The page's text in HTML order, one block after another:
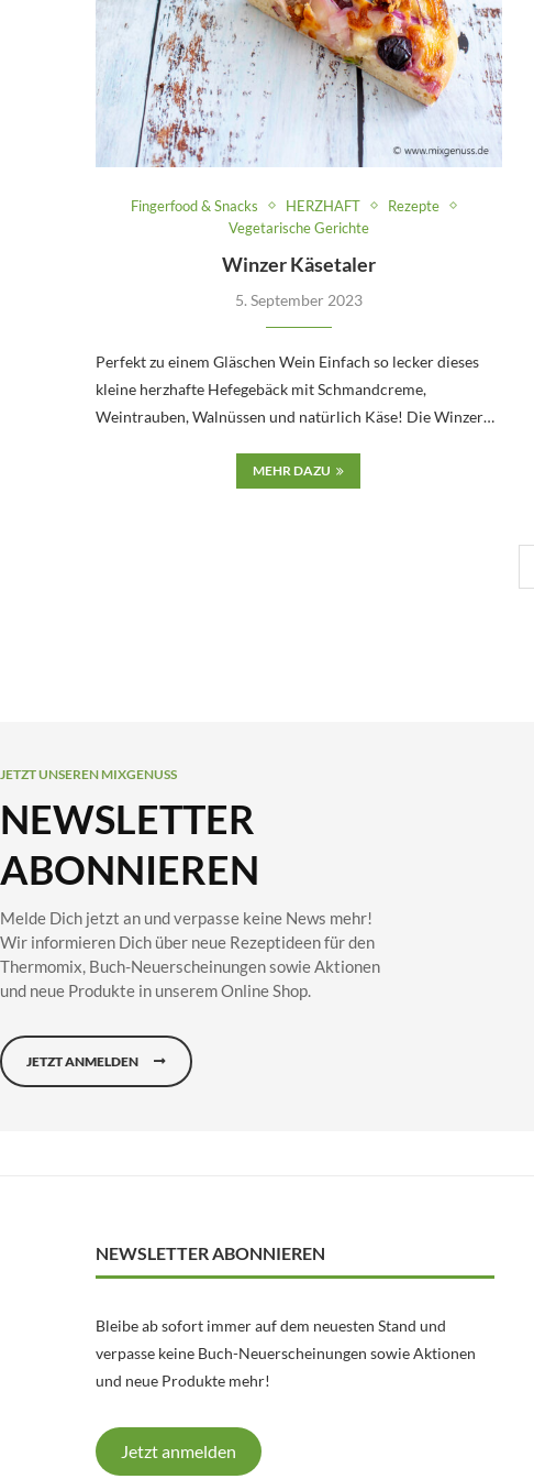
Fingerfood & Snacks HERZHAFT
Rezepte
Vegetarische Gerichte
Winzer Käsetaler
5. September 2023
Perfekt zu einem Gläschen Wein Einfach so lecker dieses
kleine herzhafte Hefegebäck mit Schmandcreme,
Weintrauben, Walnüssen und natürlich Käse! Die Winzer…
MEHR DAZU
JETZT UNSEREN MIXGENUSS
NEWSLETTER
ABONNIEREN
Melde Dich jetzt an und verpasse keine News mehr!
Wir informieren Dich über neue Rezeptideen für den
Thermomix, Buch-Neuerscheinungen sowie Aktionen
und neue Produkte in unserem Online Shop.
JETZT ANMELDEN
NEWSLETTER ABONNIEREN
Bleibe ab sofort immer auf dem neuesten Stand und
verpasse keine Buch-Neuerscheinungen sowie Aktionen
und neue Produkte mehr!
Jetzt anmelden